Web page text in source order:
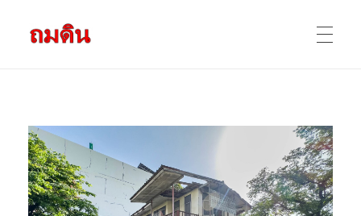
ผลงานถมดิน